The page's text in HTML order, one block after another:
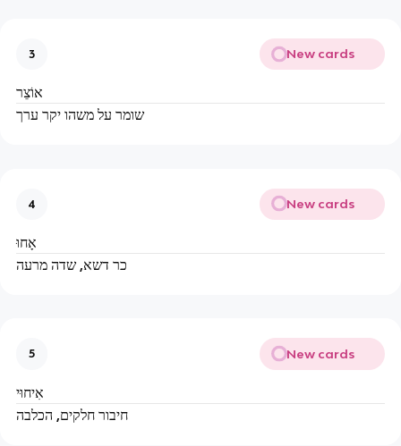
3 New cards
אוֹצֵר
שומר על משהו יקר ערך
4 New cards
אָחוּ
כר דשא, שדה מרעה
5 New cards
אִיחוּי
חיבור חלקים, הכלבה